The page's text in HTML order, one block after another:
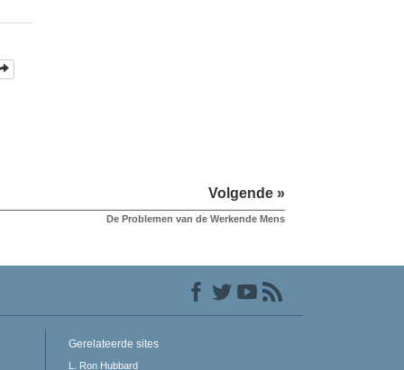
Volgende »
De Problemen van de Werkende Mens
Gerelateerde sites
L. Ron Hubbard